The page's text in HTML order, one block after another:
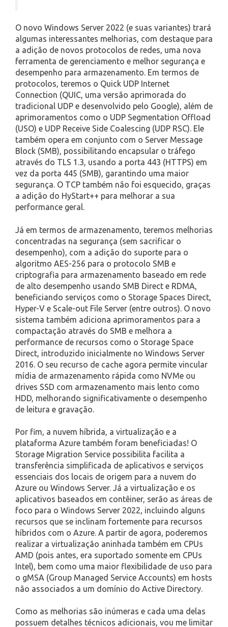
O novo Windows Server 2022 (e suas variantes) trará
algumas interessantes melhorias, com destaque para
a adição de novos protocolos de redes, uma nova
ferramenta de gerenciamento e melhor segurança e
desempenho para armazenamento. Em termos de
protocolos, teremos o Quick UDP Internet
Connection (QUIC, uma versão aprimorada do
tradicional UDP e desenvolvido pelo Google), além de
aprimoramentos como o UDP Segmentation Offload
(USO) e UDP Receive Side Coalescing (UDP RSC). Ele
também opera em conjunto com o Server Message
Block (SMB), possibilitando encapsular o tráfego
através do TLS 1.3, usando a porta 443 (HTTPS) em
vez da porta 445 (SMB), garantindo uma maior
segurança. O TCP também não foi esquecido, graças
a adição do HyStart++ para melhorar a sua
performance geral.
Já em termos de armazenamento, teremos melhorias
concentradas na segurança (sem sacrificar o
desempenho), com a adição do suporte para o
algoritmo AES-256 para o protocolo SMB e
criptografia para armazenamento baseado em rede
de alto desempenho usando SMB Direct e RDMA,
beneficiando serviços como o Storage Spaces Direct,
Hyper-V e Scale-out File Server (entre outros). O novo
sistema também adiciona aprimoramentos para a
compactação através do SMB e melhora a
performance de recursos como o Storage Space
Direct, introduzido inicialmente no Windows Server
2016. O seu recurso de cache agora permite vincular
mídia de armazenamento rápida como NVMe ou
drives SSD com armazenamento mais lento como
HDD, melhorando significativamente o desempenho
de leitura e gravação.
Por fim, a nuvem híbrida, a virtualização e a
plataforma Azure também foram beneficiadas! O
Storage Migration Service possibilita facilita a
transferência simplificada de aplicativos e serviços
essenciais dos locais de origem para a nuvem do
Azure ou Windows Server. Já a virtualização e os
aplicativos baseados em contêiner, serão as áreas de
foco para o Windows Server 2022, incluindo alguns
recursos que se inclinam fortemente para recursos
híbridos com o Azure. A partir de agora, poderemos
realizar a virtualização aninhada também em CPUs
AMD (pois antes, era suportado somente em CPUs
Intel), bem como uma maior flexibilidade de uso para
o gMSA (Group Managed Service Accounts) em hosts
não associados a um domínio do Active Directory.
Como as melhorias são inúmeras e cada uma delas
possuem detalhes técnicos adicionais, vou me limitar